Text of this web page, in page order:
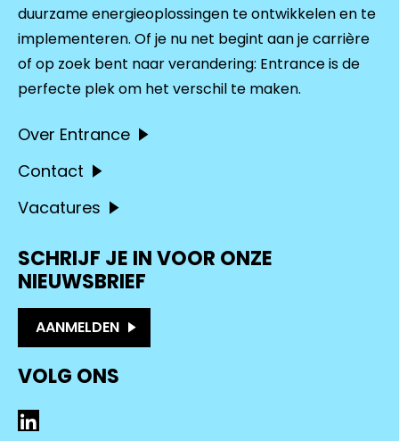
duurzame energieoplossingen te ontwikkelen en te
implementeren. Of je nu net begint aan je carrière
of op zoek bent naar verandering: Entrance is de
perfecte plek om het verschil te maken.
Over Entrance
Contact
Vacatures
SCHRIJF JE IN VOOR ONZE
NIEUWSBRIEF
AANMELDEN
VOLG ONS
LinkedIn